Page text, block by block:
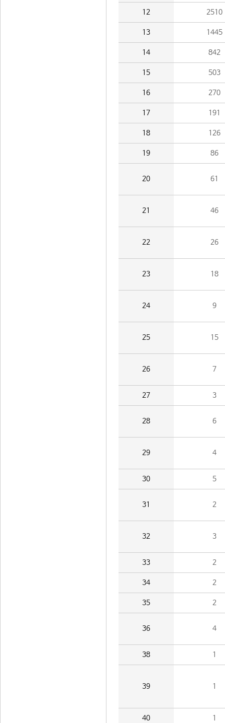
12 2510
13 1445
14 842
15 503
16 270
17 191
18 126
19 86
20 61
21 46
22 26
23 18
24 9
25 15
26 7
27 3
28 6
29 4
30 5
31 2
32 3
33 2
34 2
35 2
36 4
38 1
39 1
40 1